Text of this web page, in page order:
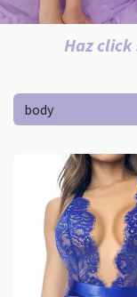
Haz click